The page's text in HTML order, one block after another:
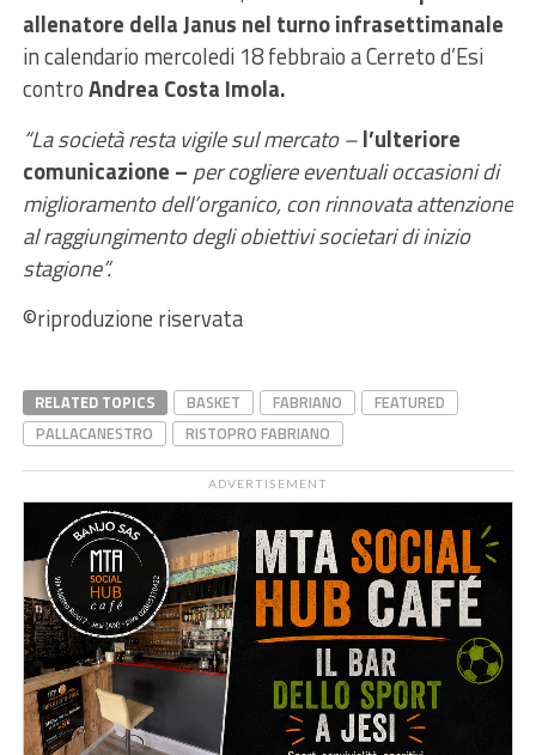
allenatore della Janus nel turno infrasettimanale
in calendario mercoledi 18 febbraio a Cerreto d’Esi
controAndrea Costa Imola.
“La società resta vigile sul mercato –l’ulteriore
comunicazione – per cogliere eventuali occasioni di
miglioramento dell’organico, con rinnovata attenzione
al raggiungimento degli obiettivi societari di inizio
stagione”.
©riproduzione riservata
RELATED TOPICS BASKET FABRIANO
FEATURED
PALLACANESTRO
RISTOPRO FABRIANO
ADVERTISEMENT